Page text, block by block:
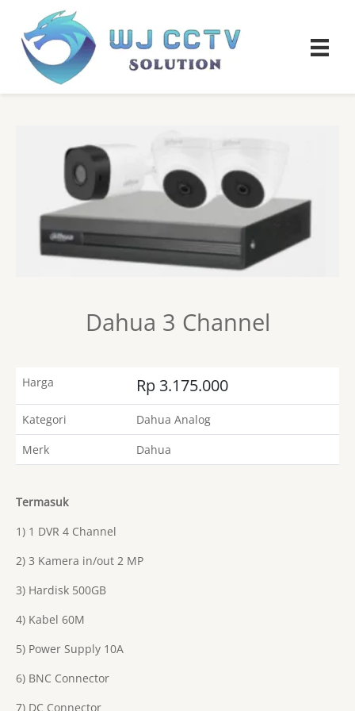
Dahua 3 Channel
Harga Rp 3.175.000
Kategori
Dahua Analog
Merk
Dahua
Termasuk
1) 1 DVR 4 Channel
2) 3 Kamera in/out 2 MP
3) Hardisk 500GB
4) Kabel 60M
5) Power Supply 10A
6) BNC Connector
7) DC Connector